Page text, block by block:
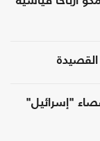
"إسرائيل"